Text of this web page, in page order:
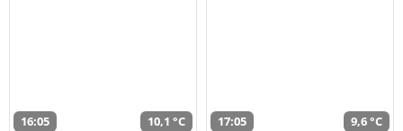
16:05 10,1 °C 17:05 9,6 °C